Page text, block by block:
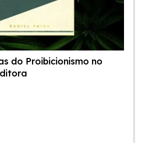
do Proibicionismo no